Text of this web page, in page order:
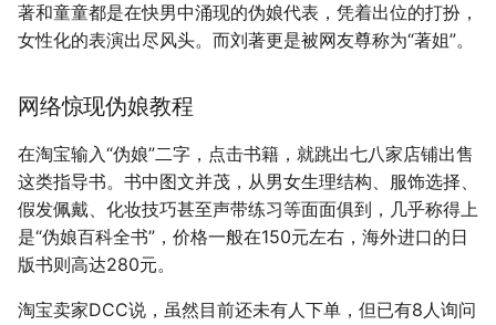
著和童童都是在快男中涌现的伪娘代表，凭着出位的打扮，
女性化的表演出尽风头。而刘著更是被网友尊称为“著姐”。
网络惊现伪娘教程
在淘宝输入“伪娘”二字，点击书籍，就跳出七八家店铺出售
这类指导书。书中图文并茂，从男女生理结构、服饰选择、
假发佩戴、化妆技巧甚至声带练习等面面俱到，几乎称得上
是“伪娘百科全书”，价格一般在150元左右，海外进口的日
版书则高达280元。
淘宝卖家DCC说，虽然目前还未有人下单，但已有8人询问